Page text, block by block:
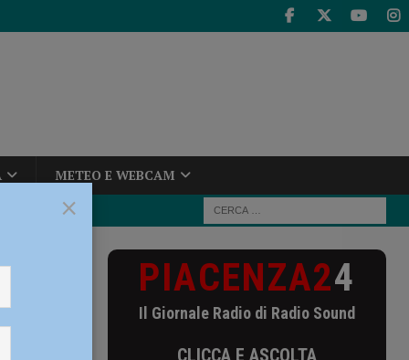
METEO E WEBCAM
e
PIACENZA24
Il Giornale Radio di Radio Sound
×